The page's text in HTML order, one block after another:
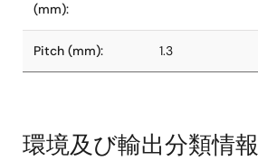
(mm):
Pitch (mm): 1.3
環境及び輸出分類情報